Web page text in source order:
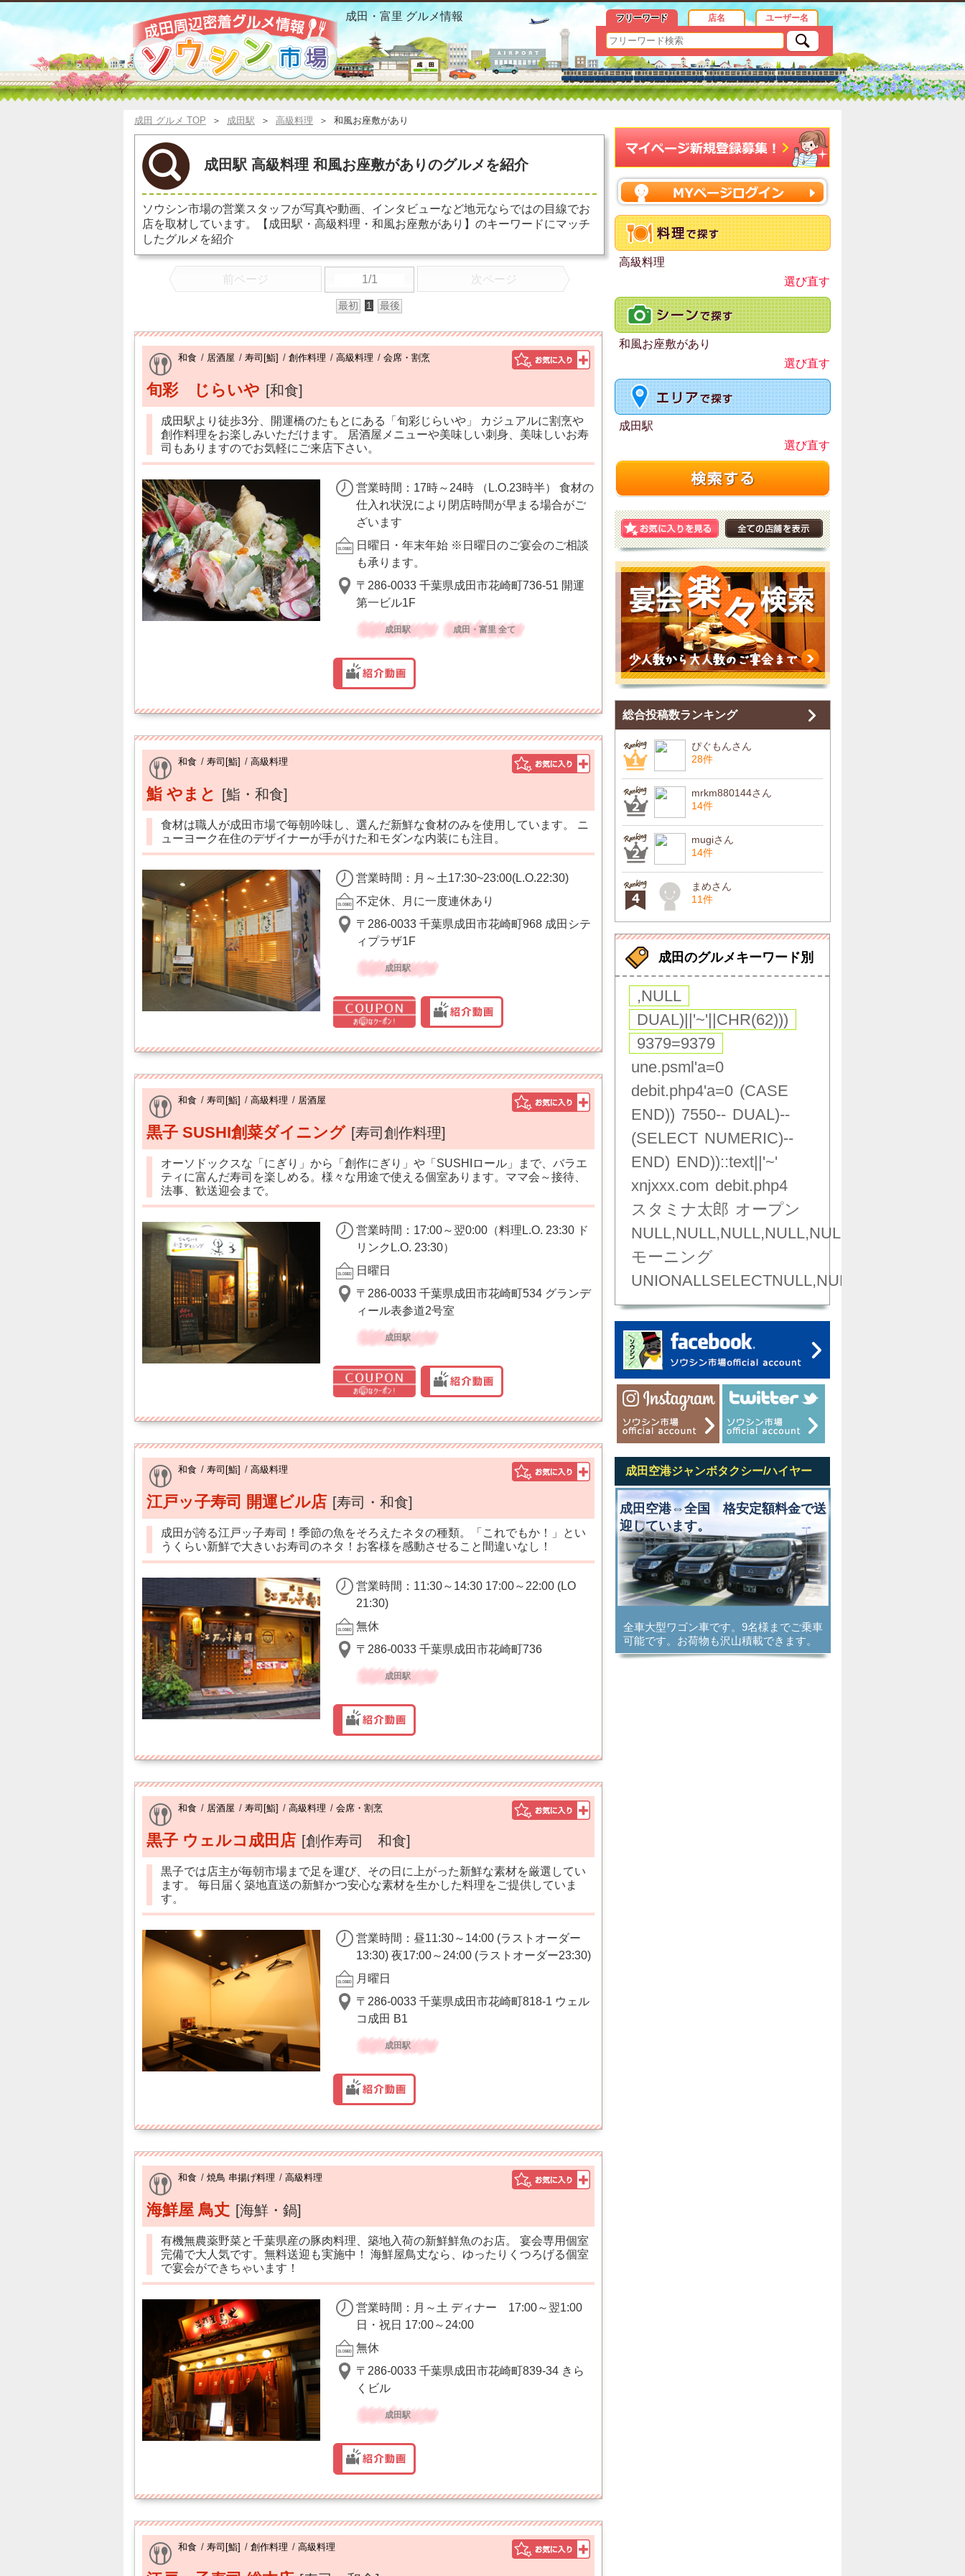
成田駅 高級料理 和風お座敷があり お勧めグルメ おすすめ情報
成田・富里 グルメ情報 フリーワード 店名 ユーザー名
成田 グルメ TOP ＞ 成田駅 ＞ 高級料理 ＞ 和風お座敷があり
成田駅 高級料理 和風お座敷がありのグルメを紹介
ソウシン市場の営業スタッフが写真や動画、インタビューなど地元ならではの目線でお
店を取材しています。【成田駅・高級料理・和風お座敷があり】のキーワードにマッチ
したグルメを紹介
前ページ 1/1 次ページ
最初 1 最後
和食 / 居酒屋 / 寿司[鮨] / 創作料理 / 高級料理 / 会席・割烹
旬彩 じらいや [和食]
成田駅より徒歩3分、開運橋のたもとにある「旬彩じらいや」 カジュアルに割烹や
創作料理をお楽しみいただけます。 居酒屋メニューや美味しい刺身、美味しいお寿
司もありますのでお気軽にご来店下さい。
営業時間：17時～24時 （L.O.23時半） 食材の
仕入れ状況により閉店時間が早まる場合がご
ざいます
日曜日・年末年始 ※日曜日のご宴会のご相談
も承ります。
〒286-0033 千葉県成田市花崎町736-51 開運
第一ビル1F
成田駅 成田・富里 全て
和食 / 寿司[鮨] / 高級料理
鮨 やまと [鮨・和食]
食材は職人が成田市場で毎朝吟味し、選んだ新鮮な食材のみを使用しています。 ニ
ューヨーク在住のデザイナーが手がけた和モダンな内装にも注目。
営業時間：月～土17:30~23:00(L.O.22:30)
不定休、月に一度連休あり
〒286-0033 千葉県成田市花崎町968 成田シテ
ィプラザ1F
成田駅
和食 / 寿司[鮨] / 高級料理 / 居酒屋
黒子 SUSHI創菜ダイニング [寿司創作料理]
オーソドックスな「にぎり」から「創作にぎり」や「SUSHIロール」まで、バラエ
ティに富んだ寿司を楽しめる。様々な用途で使える個室あります。ママ会～接待、
法事、歓送迎会まで。
営業時間：17:00～翌0:00（料理L.O. 23:30 ド
リンクL.O. 23:30）
日曜日
〒286-0033 千葉県成田市花崎町534 グランデ
ィール表参道2号室
成田駅
和食 / 寿司[鮨] / 高級料理
江戸ッ子寿司 開運ビル店 [寿司・和食]
成田が誇る江戸ッ子寿司！季節の魚をそろえたネタの種類。「これでもか！」とい
うくらい新鮮で大きいお寿司のネタ！お客様を感動させること間違いなし！
営業時間：11:30～14:30 17:00～22:00 (LO
21:30)
無休
〒286-0033 千葉県成田市花崎町736
成田駅
和食 / 居酒屋 / 寿司[鮨] / 高級料理 / 会席・割烹
黒子 ウェルコ成田店 [創作寿司 和食]
黒子では店主が毎朝市場まで足を運び、その日に上がった新鮮な素材を厳選してい
ます。 毎日届く築地直送の新鮮かつ安心な素材を生かした料理をご提供していま
す。
営業時間：昼11:30～14:00 (ラストオーダー
13:30) 夜17:00～24:00 (ラストオーダー23:30)
月曜日
〒286-0033 千葉県成田市花崎町818-1 ウェル
コ成田 B1
成田駅
和食 / 焼鳥 串揚げ料理 / 高級料理
海鮮屋 鳥丈 [海鮮・鍋]
有機無農薬野菜と千葉県産の豚肉料理、築地入荷の新鮮鮮魚のお店。 宴会専用個室
完備で大人気です。無料送迎も実施中！ 海鮮屋鳥丈なら、ゆったりくつろげる個室
で宴会ができちゃいます！
営業時間：月～土 ディナー 17:00～翌1:00
日・祝日 17:00～24:00
無休
〒286-0033 千葉県成田市花崎町839-34 きら
くビル
成田駅
和食 / 寿司[鮨] / 創作料理 / 高級料理
高級料理
選び直す
和風お座敷があり
選び直す
成田駅
選び直す
総合投稿数ランキング
ぴぐもんさん
28件
mrkm880144さん
14件
mugiさん
14件
まめさん
11件
成田のグルメキーワード別
,NULL
DUAL)||'~'||CHR(62)))
9379=9379
une.psml'a=0
debit.php4'a=0 (CASE
END)) 7550-- DUAL)--
(SELECT NUMERIC)--
END) END))::text||'~'
xnjxxx.com debit.php4
スタミナ太郎 オープン
モーニング
成田空港ジャンボタクシー/ハイヤー
成田空港⇔全国 格安定額料金で送
迎しています。
全車大型ワゴン車です。9名様までご乗車
可能です。お荷物も沢山積載できます。